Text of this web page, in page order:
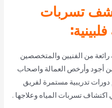
تسربات
من الفنيين والمتخصصين
من أجود وأرخص العمالة واصحاب
تدريبية مستمرة لفريق
تسربات المياه وعلاجها .